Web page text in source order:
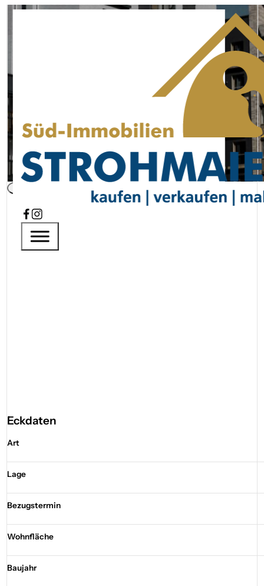
242 m² voller Möglichkeiten –
Startseite Immobilien Aktuelle Immobilie
Eckdaten
Art
Lage
Bezugstermin
Wohnfläche
Baujahr